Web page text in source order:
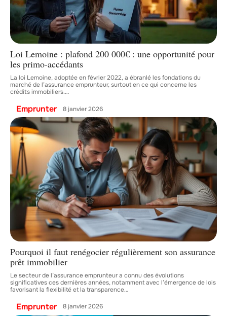
Loi Lemoine : plafond 200 000€ : une opportunité pour
les primo-accédants
La loi Lemoine, adoptée en février 2022, a ébranlé les fondations du
marché de l’assurance emprunteur, surtout en ce qui concerne les
crédits immobiliers.…
Emprunter 8 janvier 2026
Pourquoi il faut renégocier régulièrement son assurance
prêt immobilier
Le secteur de l’assurance emprunteur a connu des évolutions
significatives ces dernières années, notamment avec l’émergence de lois
favorisant la flexibilité et la transparence…
Emprunter 8 janvier 2026